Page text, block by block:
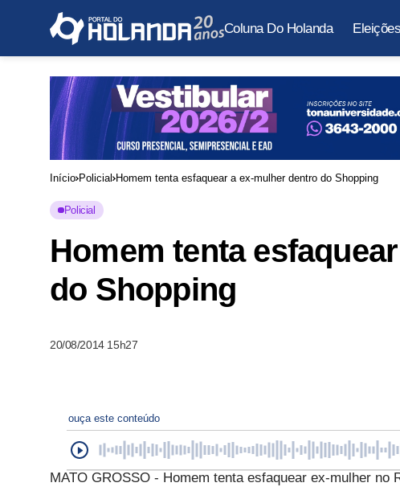
Coluna Do Holanda
Início Policial Homem tenta esfaquear a ex-mulher dentro do Shopping
Policial
Homem tenta
do Shopping
20/08/2014 15h27
ouça este conteúdo
MATO GROSSO - Homem tenta esfaquear ex-mulher no